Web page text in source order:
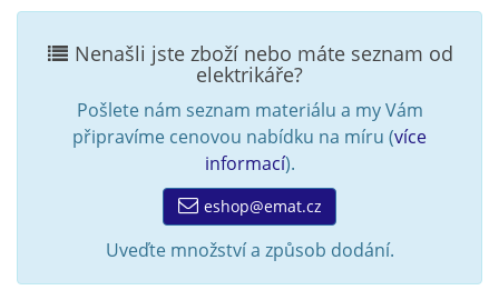
Nenašli jste zboží nebo máte seznam od
elektrikáře?
Pošlete nám seznam materiálu a my Vám
připravíme cenovou nabídku na míru (více
informací).
eshop@emat.cz
Uveďte množství a způsob dodání.